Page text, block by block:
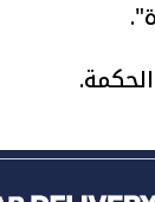
وحدات